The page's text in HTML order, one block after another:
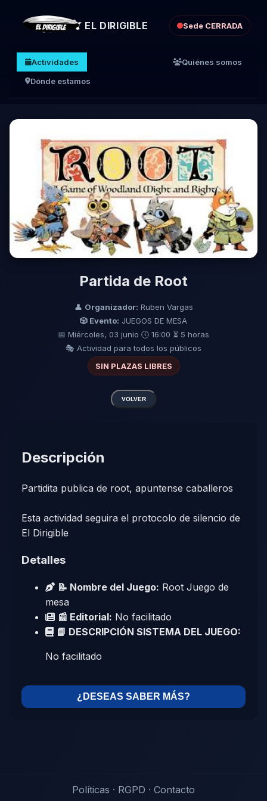
EL DIRIGIBLE Sede CERRADA
Actividades
Quiénes somos
Dónde estamos
Partida de Root
👤 Organizador: Ruben Vargas
🎲 Evento: JUEGOS DE MESA
📅 Miércoles, 03 junio 🕔 16:00 ⏳ 5 horas
🎭 Actividad para todos los públicos
SIN PLAZAS LIBRES
VOLVER
Descripción
Partidita publica de root, apuntense caballeros
Esta actividad seguira el protocolo de silencio de
El Dirigible
Detalles
📝 Nombre del Juego: Root Juego de
mesa
📰 Editorial: No facilitado
📘 DESCRIPCIÓN SISTEMA DEL JUEGO:
No facilitado
¿DESEAS SABER MÁS?
Políticas · RGPD · Contacto